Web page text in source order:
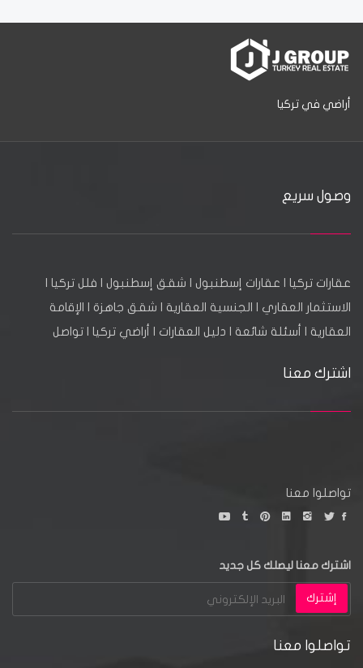
أراضي في تركيا
وصول سريع
عقارات تركيا عقارات إسطنبول شقق إسطنبول فلل تركيا
الاستثمار العقاري
الجنسية العقارية شقق جاهزة
الإقامة
العقارية
أسئلة شائعة دليل العقارات أراضي تركيا تواصل
اشترك معنا
تواصلوا معنا
اشترك معنا ليصلك كل جديد
إشترك
تواصلوا معنا